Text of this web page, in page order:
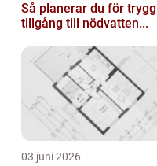
Så planerar du för trygg
tillgång till nödvatten...
03 juni 2026